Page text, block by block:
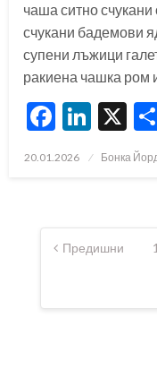
чаша ситно
счукани бадемови
супени лъжици
ракиена чашка ром
X
Posted
20.01.2026 Бонка
Разделяне
на Предишни 1